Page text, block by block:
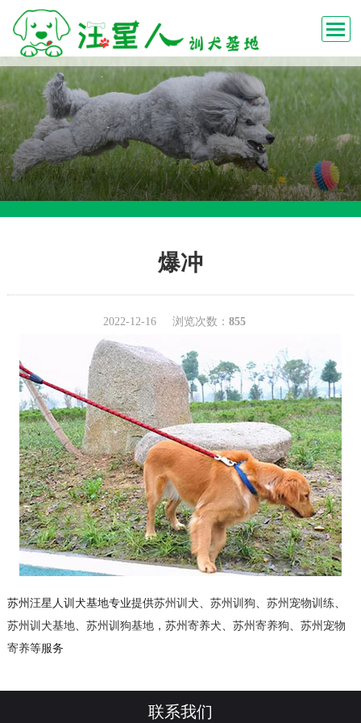
爆冲
2022-12-16 浏览次数： 855
苏州汪星人训犬基地专业提供苏州训犬、 苏州训狗、 苏州宠物训练、
苏州训犬基地、 苏州训狗基地， 苏州寄养犬、 苏州寄养狗、 苏州宠物
寄养等服务
联系我们